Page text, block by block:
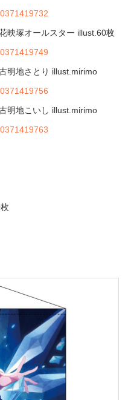
映塚オールスター illust.60枚
明地さとり illust.mirimo
明地こいし illust.mirimo